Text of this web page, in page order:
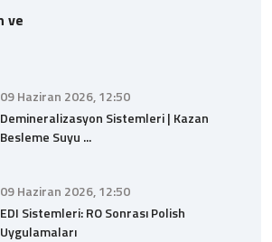
09 Haziran 2026, 12:50
Demineralizasyon Sistemleri | Kazan
Besleme Suyu ...
09 Haziran 2026, 12:50
EDI Sistemleri: RO Sonrası Polish
Uygulamaları